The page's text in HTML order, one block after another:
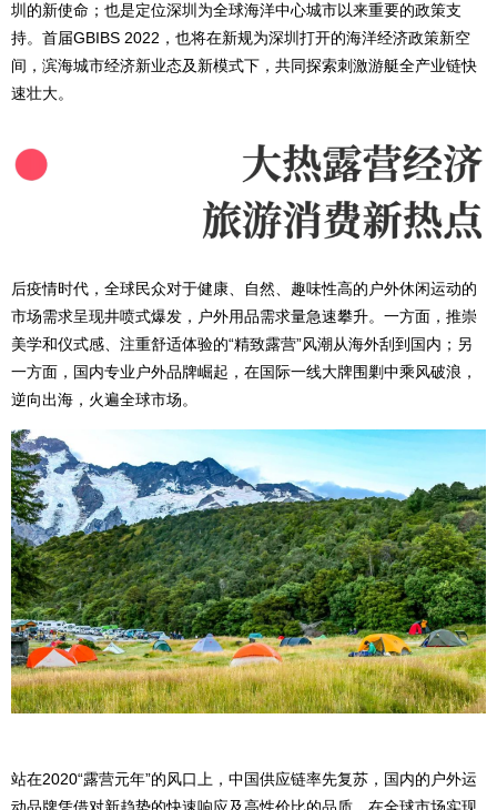
圳的新使命；也是定位深圳为全球海洋中心城市以来重要的政策支
持。首届GBIBS 2022，也将在新规为深圳打开的海洋经济政策新空
间，滨海城市经济新业态及新模式下，共同探索刺激游艇全产业链快
速壮大。
后疫情时代，全球民众对于健康、自然、趣味性高的户外休闲运动的
市场需求呈现井喷式爆发，户外用品需求量急速攀升。一方面，推崇
美学和仪式感、注重舒适体验的“精致露营”风潮从海外刮到国内；另
一方面，国内专业户外品牌崛起，在国际一线大牌围剿中乘风破浪，
逆向出海，火遍全球市场。
站在2020“露营元年”的风口上，中国供应链率先复苏，国内的户外运